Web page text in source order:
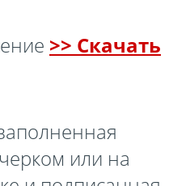
>> Скачать
или на